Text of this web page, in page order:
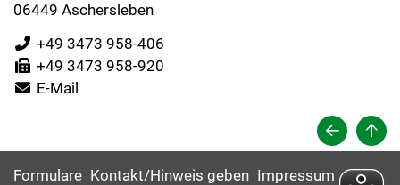
06449 Aschersleben
+49 3473 958-406
+49 3473 958-920
E-Mail
Formulare Kontakt/Hinweis geben Impressum